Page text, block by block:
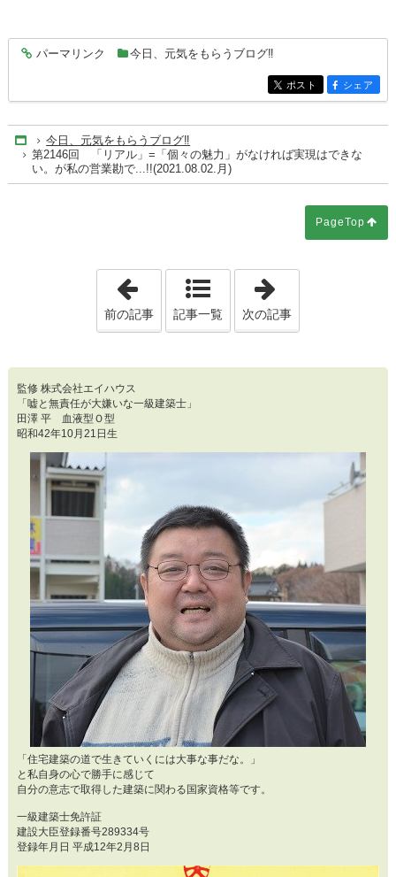
entry6425
パーマリンク 今日、元気をもらうブログ‼
entry6425
ポスト entry6425
シェア
Home
今日、元気をもらうブログ‼
第2146回 「リアル」=「個々の魅力」がなければ実現はできな
い。が私の営業勘で...!!(2021.08.02.月)
PageTop
「第2145回 電話は手短にで、リアル
前の記事 記事一覧 次の記事
監修 株式会社エイハウス
「嘘と無責任が大嫌いな一級建築士」
田澤 平 血液型Ｏ型
昭和42年10月21日生
「住宅建築の道で生きていくには大事な事だな。」
と私自身の心で勝手に感じて
自分の意志で取得した建築に関わる国家資格等です。
一級建築士免許証
建設大臣登録番号289334号
登録年月日 平成12年2月8日